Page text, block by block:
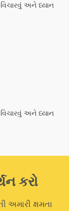
અને ધ્યાન
અને ધ્યાન
કરો
અમારી ક્ષમતા